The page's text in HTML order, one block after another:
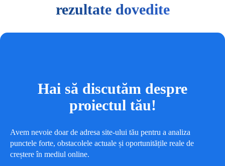
rezultate dovedite
Hai să discutăm despre
proiectul tău!
Avem nevoie doar de adresa site-ului tău pentru a analiza
punctele forte, obstacolele actuale și oportunitățile reale de
creștere în mediul online.